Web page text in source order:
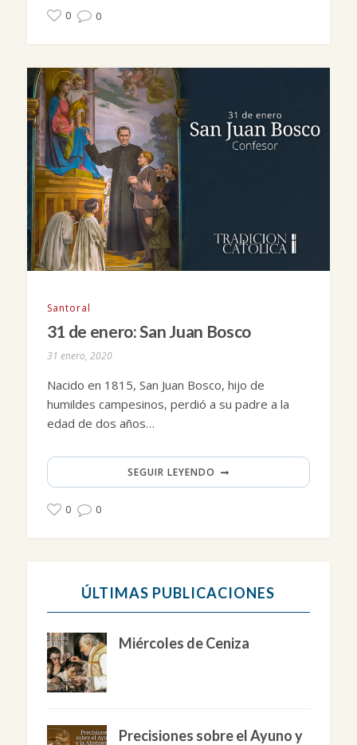
0 0
Santoral
31 de enero: San Juan Bosco
31 enero, 2020
Nacido en 1815, San Juan Bosco, hijo de
humildes campesinos, perdió a su padre a la
edad de dos años…
SEGUIR LEYENDO
0 0
ÚLTIMAS PUBLICACIONES
Miércoles de Ceniza
Precisiones sobre el Ayuno y